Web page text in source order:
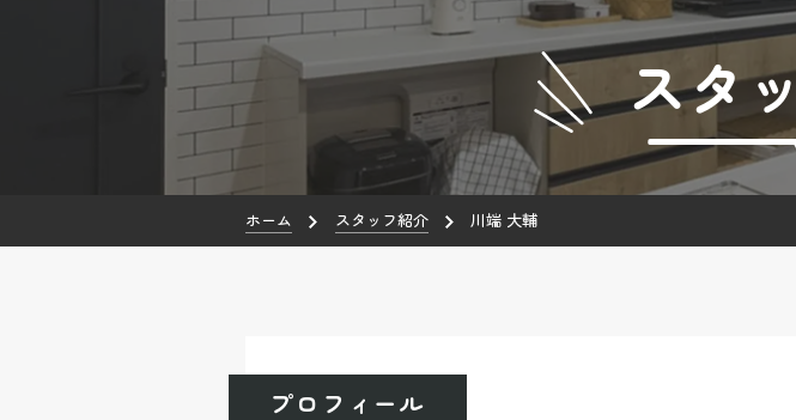
スタ
ホーム スタッフ紹介 川端 大輔
プロフィール